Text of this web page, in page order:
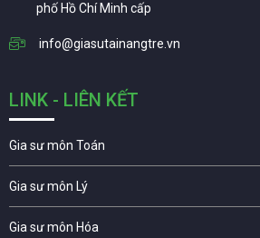
phố Hồ Chí Minh cấp
info@giasutainangtre.vn
LINK - LIÊN KẾT
Gia sư môn Toán
Gia sư môn Lý
Gia sư môn Hóa